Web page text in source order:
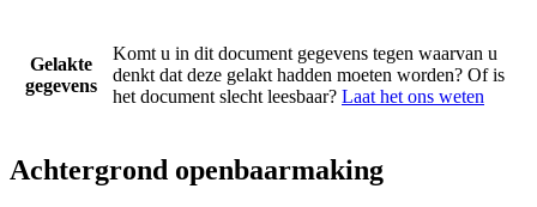
Gelakte
gegevens
Komt u in dit document gegevens tegen waarvan u
denkt dat deze gelakt hadden moeten worden? Of is
het document slecht leesbaar? Laat het ons weten
Achtergrond openbaarmaking